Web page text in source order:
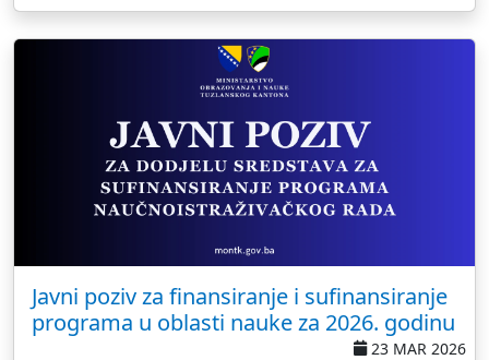
Javni poziv za finansiranje i sufinansiranje
programa u oblasti nauke za 2026. godinu
23 MAR 2026